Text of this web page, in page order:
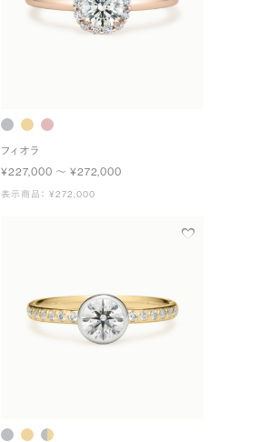
フィオラ
¥227,000 〜 ¥272,000
表示商品： ¥272,000